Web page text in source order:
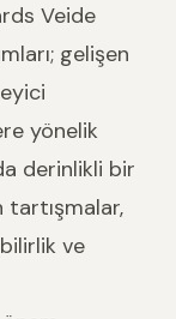
Veide
gelişen
yönelik
derinlikli bir
tartışmalar,
ve